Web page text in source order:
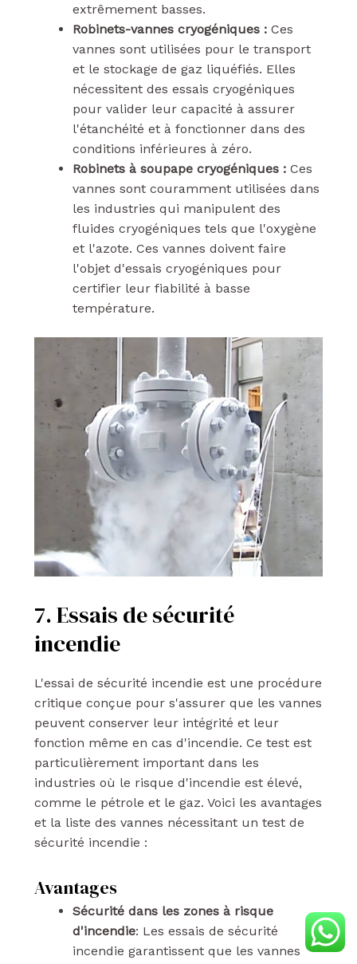
extrêmement basses.
Robinets-vannes cryogéniques : Ces
vannes sont utilisées pour le transport
et le stockage de gaz liquéfiés. Elles
nécessitent des essais cryogéniques
pour valider leur capacité à assurer
l'étanchéité et à fonctionner dans des
conditions inférieures à zéro.
Robinets à soupape cryogéniques : Ces
vannes sont couramment utilisées dans
les industries qui manipulent des
fluides cryogéniques tels que l'oxygène
et l'azote. Ces vannes doivent faire
l'objet d'essais cryogéniques pour
certifier leur fiabilité à basse
température.
7. Essais de sécurité
incendie
L'essai de sécurité incendie est une procédure
critique conçue pour s'assurer que les vannes
peuvent conserver leur intégrité et leur
fonction même en cas d'incendie. Ce test est
particulièrement important dans les
industries où le risque d'incendie est élevé,
comme le pétrole et le gaz. Voici les avantages
et la liste des vannes nécessitant un test de
sécurité incendie :
Avantages
Sécurité dans les zones à risque
d'incendie: Les essais de sécurité
incendie garantissent que les vannes